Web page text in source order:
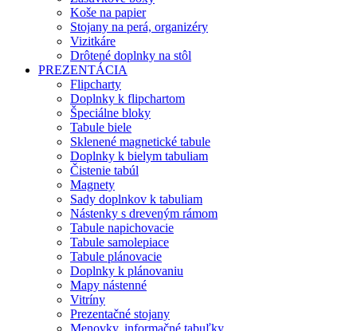
Koše na papier
Stojany na perá, organizéry
Vizitkáre
Drôtené doplnky na stôl
PREZENTÁCIA
Flipcharty
Doplnky k flipchartom
Špeciálne bloky
Tabule biele
Sklenené magnetické tabule
Doplnky k bielym tabuliam
Čistenie tabúl
Magnety
Sady doplnkov k tabuliam
Nástenky s dreveným rámom
Tabule napichovacie
Tabule samolepiace
Tabule plánovacie
Doplnky k plánovaniu
Mapy nástenné
Vitríny
Prezentačné stojany
Menovky, informačné tabuľky